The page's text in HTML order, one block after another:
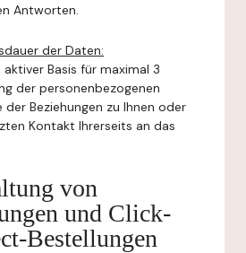
Antworten.
der Daten:
Basis für maximal 3
der personenbezogenen
Beziehungen zu Ihnen oder
Kontakt Ihrerseits an das
von
und Click-
Bestellungen